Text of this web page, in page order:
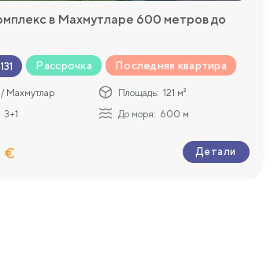
в Махмутларе 600 метров до
Рассрочка Последняя квартира
Махмутлар Площадь: 121 м²
3+1 До моря: 600 м
€ Детали